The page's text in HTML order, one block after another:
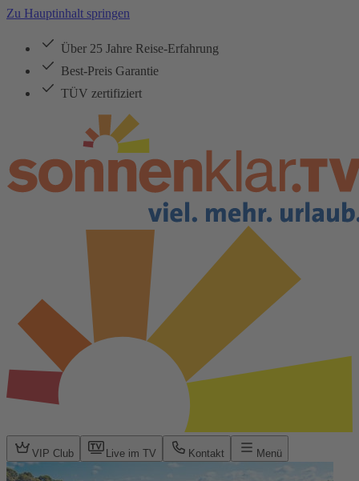
Zu Hauptinhalt springen
Über 25 Jahre Reise-Erfahrung
Best-Preis Garantie
TÜV zertifiziert
VIP Club Live im TV Kontakt Menü